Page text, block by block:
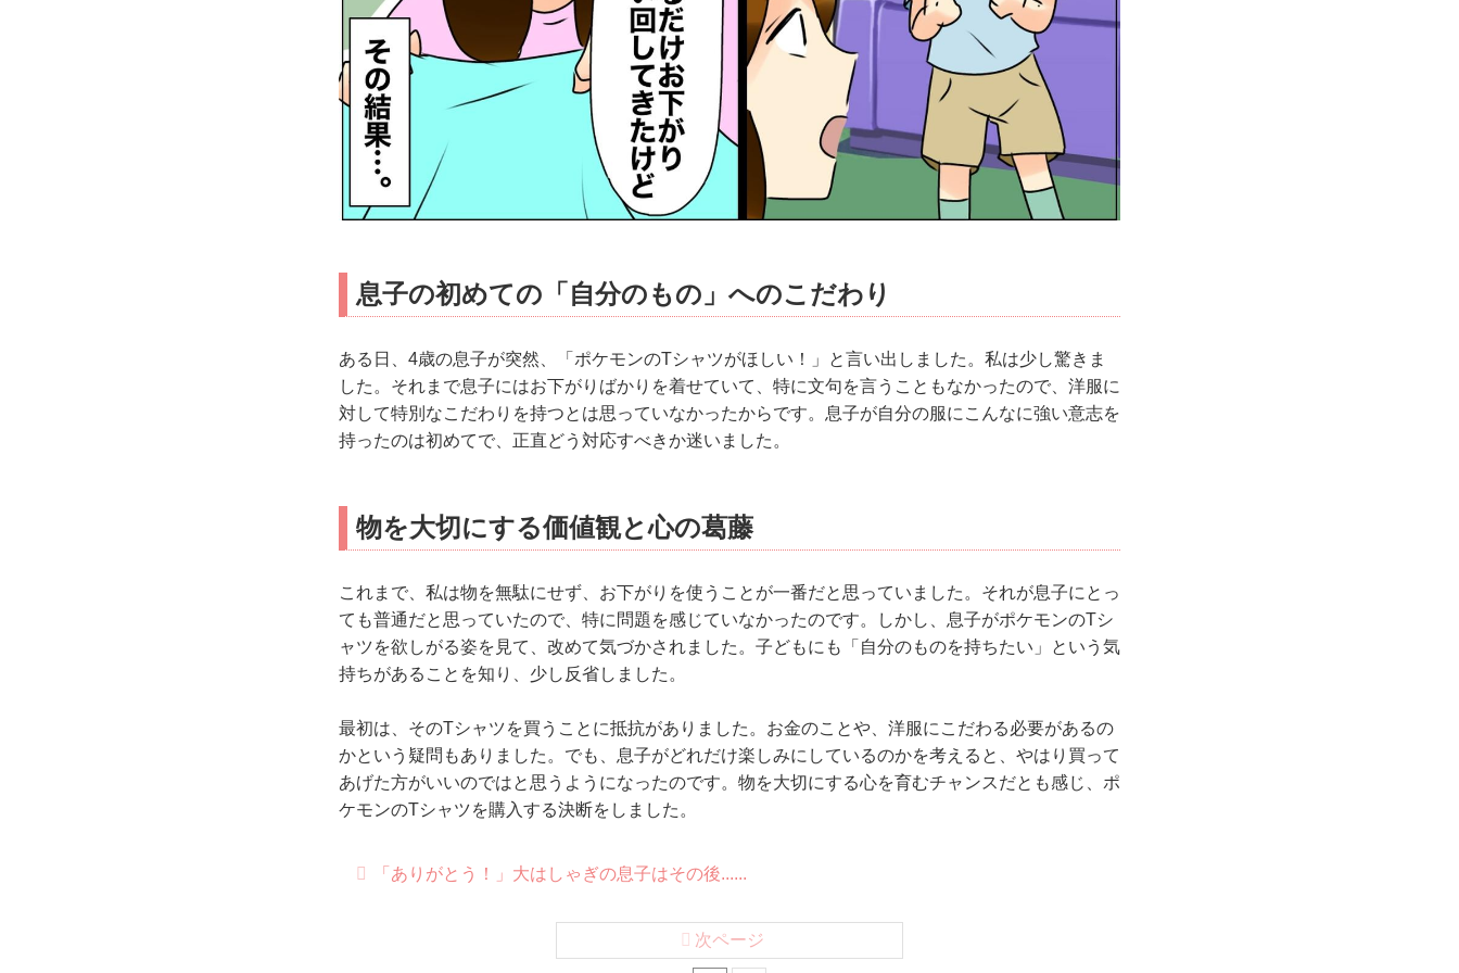
息子の初めての「自分のもの」へのこだわり
ある日、4歳の息子が突然、「ポケモンのTシャツがほしい！」と言い出しました。私は少し驚きま
した。それまで息子にはお下がりばかりを着せていて、特に文句を言うこともなかったので、洋服に
対して特別なこだわりを持つとは思っていなかったからです。息子が自分の服にこんなに強い意志を
持ったのは初めてで、正直どう対応すべきか迷いました。
物を大切にする価値観と心の葛藤
これまで、私は物を無駄にせず、お下がりを使うことが一番だと思っていました。それが息子にとっ
ても普通だと思っていたので、特に問題を感じていなかったのです。しかし、息子がポケモンのTシ
ャツを欲しがる姿を見て、改めて気づかされました。子どもにも「自分のものを持ちたい」という気
持ちがあることを知り、少し反省しました。
最初は、そのTシャツを買うことに抵抗がありました。お金のことや、洋服にこだわる必要があるの
かという疑問もありました。でも、息子がどれだけ楽しみにしているのかを考えると、やはり買って
あげた方がいいのではと思うようになったのです。物を大切にする心を育むチャンスだとも感じ、ポ
ケモンのTシャツを購入する決断をしました。
「ありがとう！」大はしゃぎの息子はその後......
次ページ